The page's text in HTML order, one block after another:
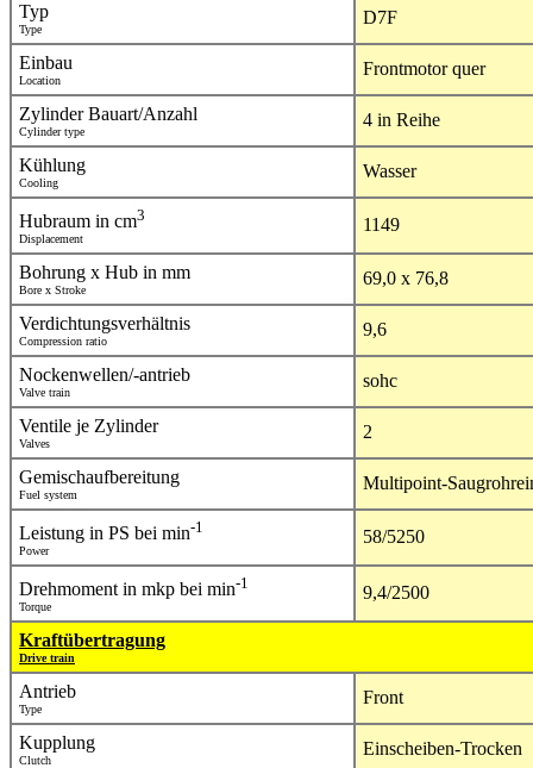
Typ
Type
D7F
Einbau
Location
Frontmotor quer
Zylinder Bauart/Anzahl
Cylinder type
4 in Reihe
Kühlung
Cooling
Wasser
Hubraum in cm3
Displacement
1149
Bohrung x Hub in mm
Bore x Stroke
69,0 x 76,8
Verdichtungsverhältnis
Compression ratio
9,6
Nockenwellen/-antrieb
Valve train
sohc
Ventile je Zylinder
Valves
2
Gemischaufbereitung
Fuel system
Multipoint-
Leistung in PS bei min-1
Power
58/5250
Drehmoment in mkp bei min-1
Torque
9,4/2500
Kraftübertragung
Drive train
Antrieb
Type
Front
Kupplung
Clutch
Einscheiben-Trocken